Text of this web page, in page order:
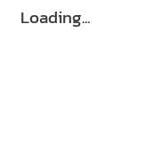
Loading...